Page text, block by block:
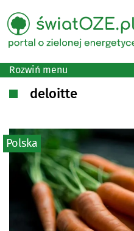
Rozwiń menu
deloitte
Polska